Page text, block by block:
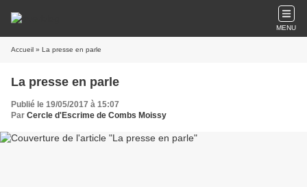
MENU
Accueil » La presse en parle
La presse en parle
Publié le 19/05/2017 à 15:07
Par Cercle d'Escrime de Combs Moissy